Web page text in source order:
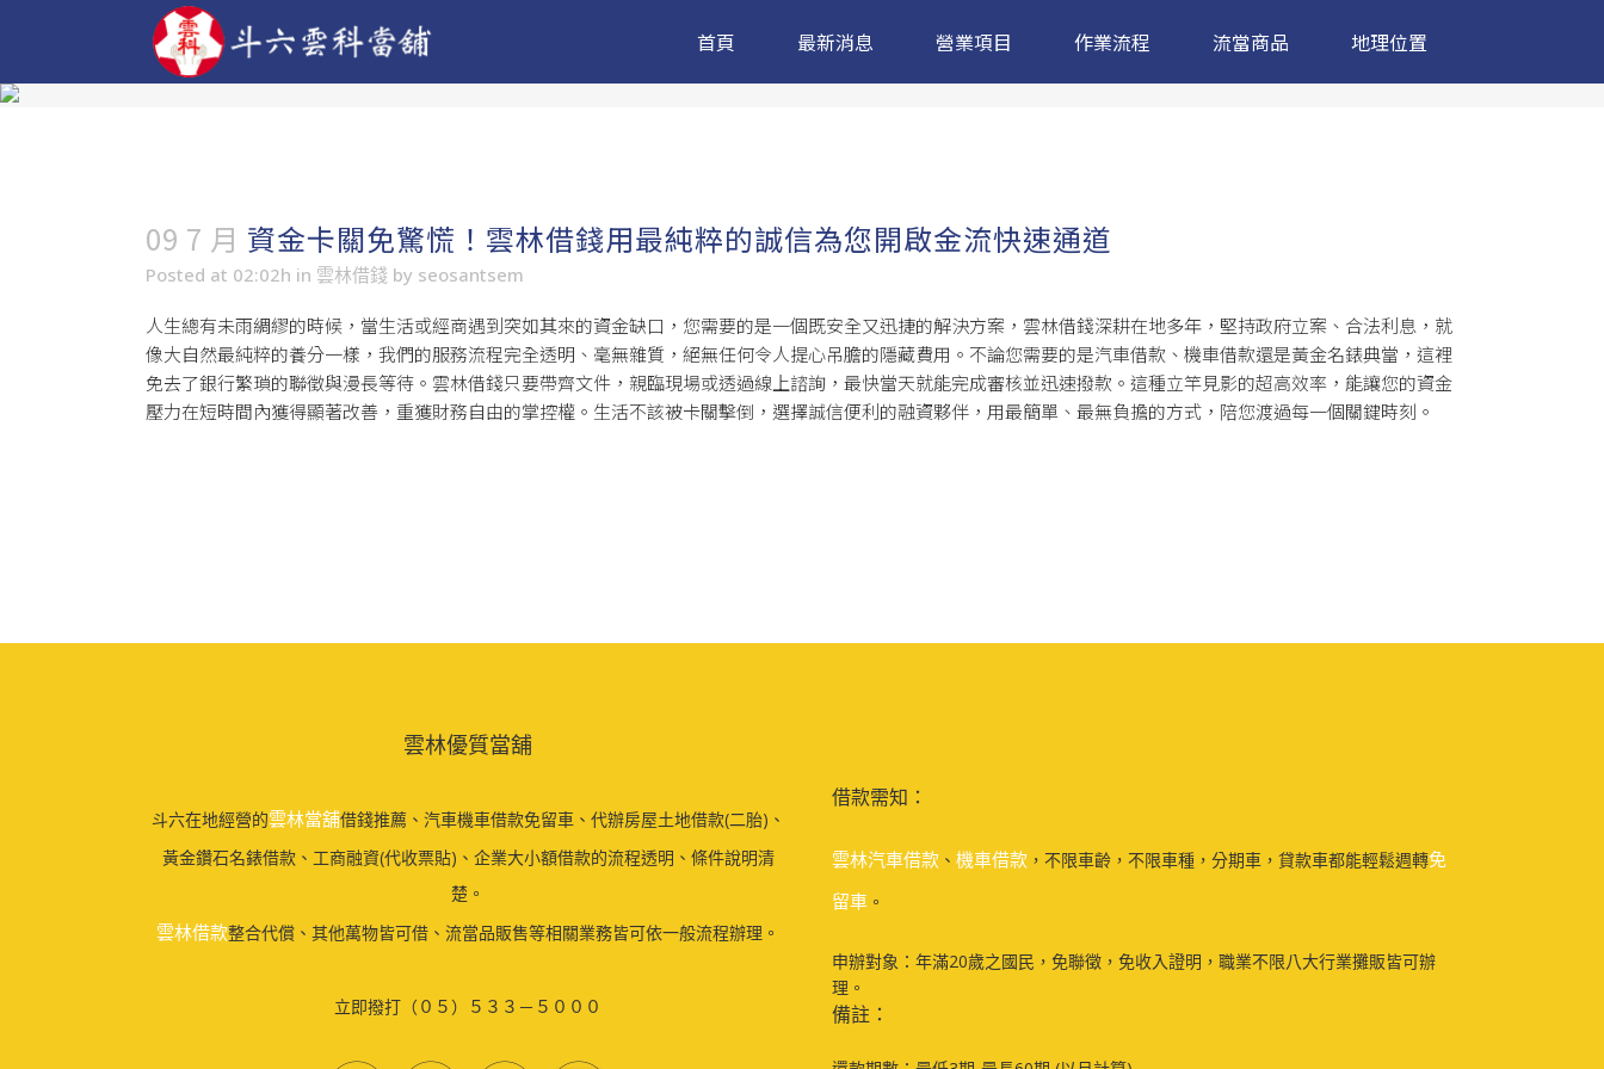
首頁 最新消息 營業項目 作業流程 流當商品 地理位置
09 7 月 資金卡關免驚慌！雲林借錢用最純粹的誠信為您開啟金流快速通道
Posted at 02:02h in 雲林借錢 by seosantsem
人生總有未雨綢繆的時候，當生活或經商遇到突如其來的資金缺口，您需要的是一個既安全又迅捷的解決方案， 雲林借錢深耕在地多年，堅持政府立案、合法利息，就
像大自然最純粹的養分一樣，我們的服務流程完全透明、毫無雜質，絕無任何令人提心吊膽的隱藏費用。不論您需要的是汽車借款、機車借款還是黃金名錶典當，這裡
免去了銀行繁瑣的聯徵與漫長等待。雲林借錢只要帶齊文件，親臨現場或透過線上諮詢，最快當天就能完成審核並迅速撥款。這種立竿見影的超高效率，能讓您的資金
壓力在短時間內獲得顯著改善，重獲財務自由的掌控權。生活不該被卡關擊倒，選擇誠信便利的融資夥伴，用最簡單、最無負擔的方式，陪您渡過每一個關鍵時刻。
雲林優質當舖
斗六在地經營的雲林當舖借錢推薦、汽車機車借款免留車、代辦房屋土地借款(二胎)、
黃金鑽石名錶借款、工商融資(代收票貼)、企業大小額借款的流程透明、條件說明清
楚。
雲林借款整合代償、其他萬物皆可借、流當品販售等相關業務皆可依一般流程辦理。
立即撥打（０５）５３３－５０００
借款需知：
雲林汽車借款 、 機車借款 ，不限車齡，不限車種，分期車，貸款車都能輕鬆週轉免
留車 。
申辦對象：年滿20歲之國民，免聯徵，免收入證明，職業不限八大行業攤販皆可辦
理。
備註：